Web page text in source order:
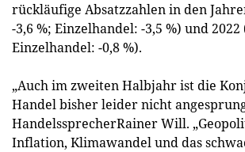
rückläufige Absatzzahlen in den
-3,6 %; Einzelhandel: -3,5 %) und
Einzelhandel: -0,8 %).
„Auch im zweiten Halbjahr ist die
Handel bisher leider nicht
HandelssprecherRainer Will.
Inflation, Klimawandel und das